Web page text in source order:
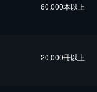
60,000本以上
20,000冊以上